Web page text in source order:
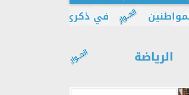
في ذكرى يوليو.. إبراهيم ضيف:
الرياضة